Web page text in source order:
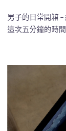
男子的日常開箱
這次五分鐘的時